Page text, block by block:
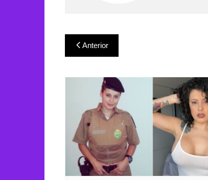
Navegação
de
Post
Anterior